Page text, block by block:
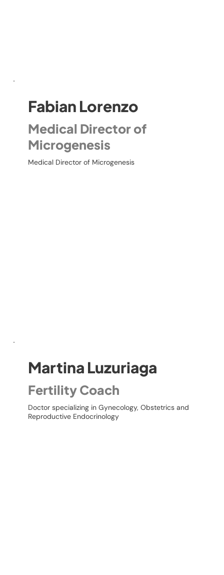
Fabian Lorenzo
Medical Director of
Microgenesis
Medical Director of Microgenesis
Martina Luzuriaga
Fertility Coach
Doctor specializing in Gynecology, Obstetrics and
Reproductive Endocrinology